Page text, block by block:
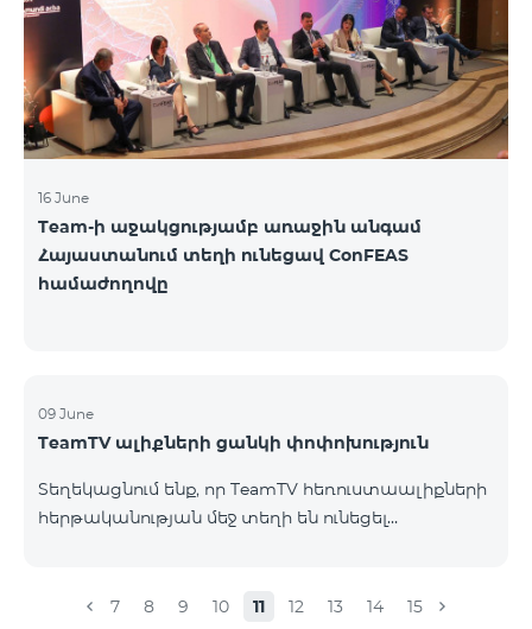
16 June
Team-ի աջակցությամբ առաջին անգամ
Հայաստանում տեղի ունեցավ ConFEAS
համաժողովը
09 June
TeamTV ալիքների ցանկի փոփոխություն
Տեղեկացնում ենք, որ TeamTV հեռուստաալիքների
հերթականության մեջ տեղի են ունեցել
համապատասխան։Մանրամասներին կարող եք
7 8 9 10 11 12 13 14 15